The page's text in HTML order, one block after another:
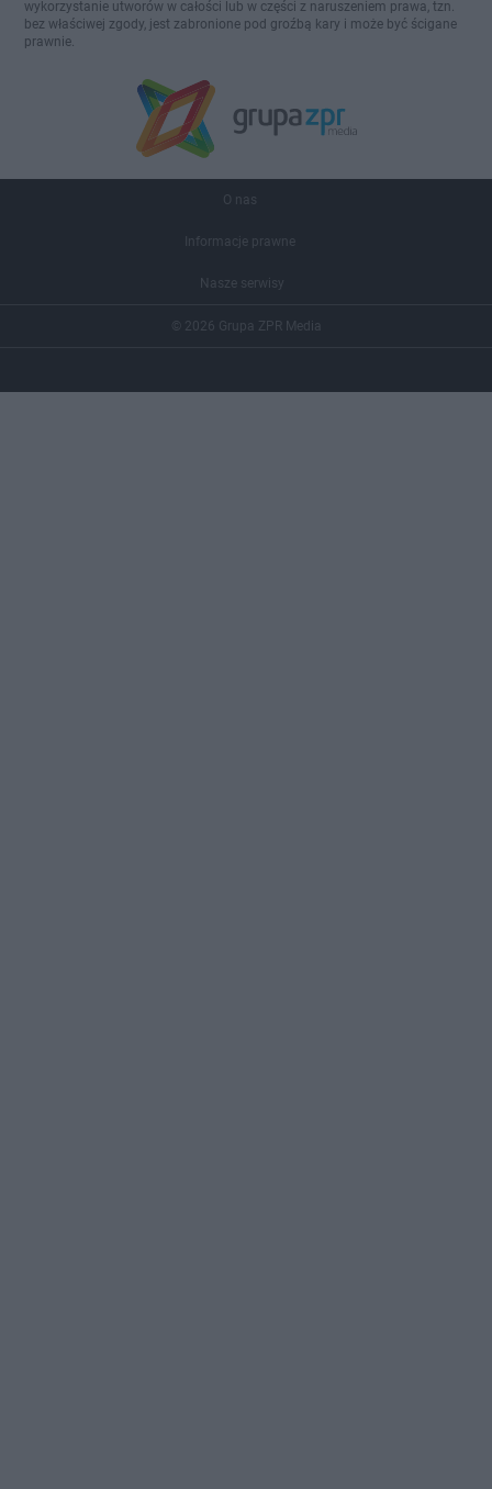
wykorzystanie utworów w całości lub w części z naruszeniem prawa, tzn.
bez właściwej zgody, jest zabronione pod groźbą kary i może być ścigane
prawnie.
O nas
Informacje prawne
Nasze serwisy
© 2026 Grupa ZPR Media